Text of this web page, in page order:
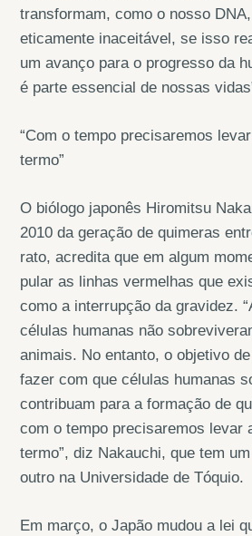
transformam, como o nosso
eticamente inaceitável, se isso
um avanço para o progresso da
é parte essencial de nossas
“Com o tempo precisaremos
termo”
O biólogo japonês Hiromitsu
2010 da geração de quimeras
rato, acredita que em algum
pular as linhas vermelhas que
como a interrupção da gravidez.
células humanas não
animais. No entanto, o objetivo
fazer com que células humanas
contribuam para a formação de
com o tempo precisaremos levar
termo”, diz Nakauchi, que tem
outro na Universidade de Tóquio.
Em março, o Japão mudou a lei